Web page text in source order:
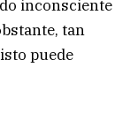
inconsciente
tan
puede